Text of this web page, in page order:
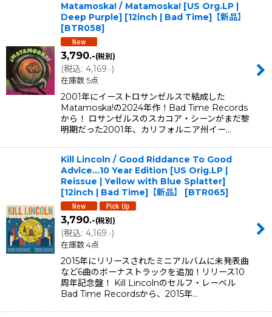
Matamoska! / Matamoska! [US Org.LP |
Deep Purple] [12inch | Bad Time]【新品】
[BTR058]
3,790.-(税別)
(税込: 4,169 .-)
在庫数 5点
2001年にイーストロサンゼルスで結成した
Matamoska!の2024年作！Bad Time Records
から！ ロサンゼルスのスカコア・シーンがまだ黎
明期だった2001年、カリフォルニア州イー…
Kill Lincoln / Good Riddance To Good
Advice...10 Year Edition [US Orig.LP |
Reissue | Yellow with Blue Splatter]
[12inch | Bad Time]【新品】
[BTR065]
3,790.-(税別)
(税込: 4,169 .-)
在庫数 4点
2015年にリリースされたミニアルバムに未発表曲
など6曲のボーナストラックを追加！リリース10
周年記念盤！ Kill Lincolnのセルフ・レーベル
Bad Time Recordsから、2015年…